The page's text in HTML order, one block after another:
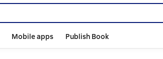
Mobile apps Publish Book